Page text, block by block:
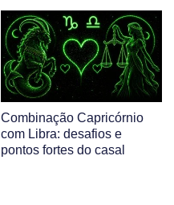
Combinação Capricórnio
com Libra: desafios e
pontos fortes do casal